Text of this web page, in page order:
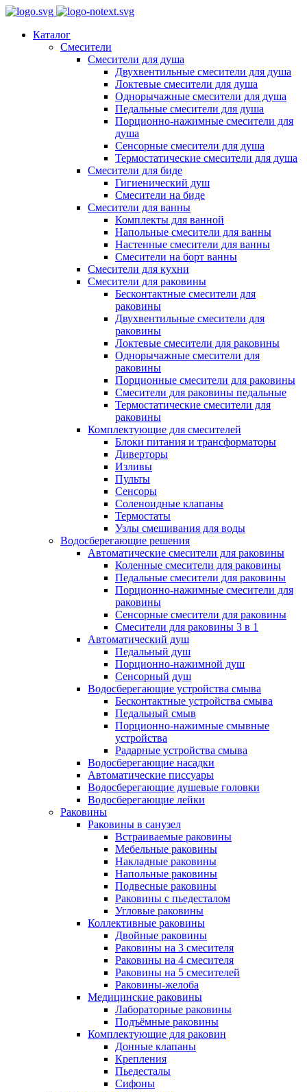
Каталог
Смесители
Смесители для душа
Двухвентильные смесители для душа
Локтевые смесители для душа
Однорычажные смесители для душа
Педальные смесители для душа
Порционно-нажимные смесители для
душа
Сенсорные смесители для душа
Термостатические смесители для душа
Смесители для биде
Гигиенический душ
Смесители на биде
Смесители для ванны
Комплекты для ванной
Напольные смесители для ванны
Настенные смесители для ванны
Смесители на борт ванны
Смесители для кухни
Смесители для раковины
Бесконтактные смесители для
раковины
Двухвентильные смесители для
раковины
Локтевые смесители для раковины
Однорычажные смесители для
раковины
Порционные смесители для раковины
Смесители для раковины педальные
Термостатические смесители для
раковины
Комплектующие для смесителей
Блоки питания и трансформаторы
Диверторы
Изливы
Пульты
Сенсоры
Соленоидные клапаны
Термостаты
Узлы смешивания для воды
Водосберегающие решения
Автоматические смесители для раковины
Коленные смесители для раковины
Педальные смесители для раковины
Порционно-нажимные смесители для
раковины
Сенсорные смесители для раковины
Смесители для раковины 3 в 1
Автоматический душ
Педальный душ
Порционно-нажимной душ
Сенсорный душ
Водосберегающие устройства смыва
Бесконтактные устройства смыва
Педальный смыв
Порционно-нажимные смывные
устройства
Радарные устройства смыва
Водосберегающие насадки
Автоматические писсуары
Водосберегающие душевые головки
Водосберегающие лейки
Раковины
Раковины в санузел
Встраиваемые раковины
Мебельные раковины
Накладные раковины
Напольные раковины
Подвесные раковины
Раковины с пьедесталом
Угловые раковины
Коллективные раковины
Двойные раковины
Раковины на 3 смесителя
Раковины на 4 смесителя
Раковины на 5 смесителей
Раковины-желоба
Медицинские раковины
Лабораторные раковины
Подъёмные раковины
Комплектующие для раковин
Донные клапаны
Крепления
Пьедесталы
Сифоны